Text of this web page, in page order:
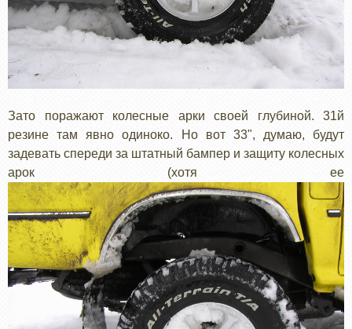
Зато поражают колесные арки своей глубиной. 31й
резине там явно одиноко. Но вот 33", думаю, будут
задевать спереди за штатный бампер и защиту колесных
арок (хотя ее